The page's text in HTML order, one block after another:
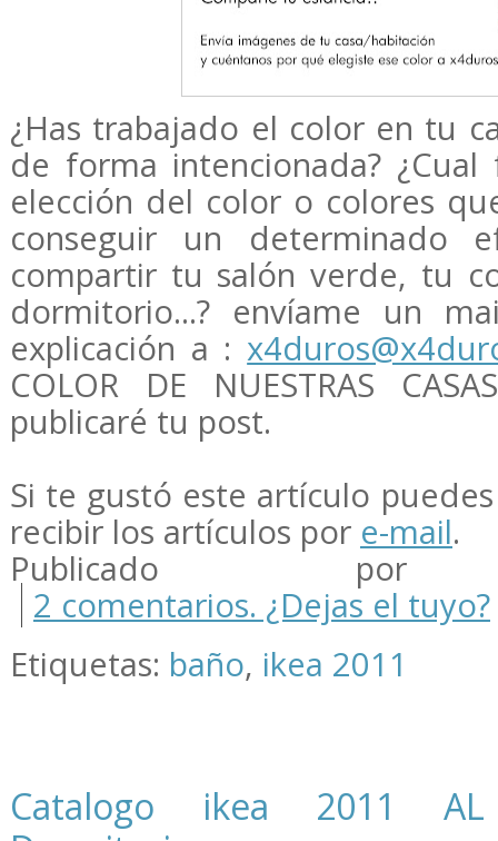
¿Has trabajado el color en tu
de forma intencionada?
elección del color o colores
conseguir un determinado
compartir tu salón verde, tu
dormitorio...? envíame un
explicación a :
COLOR DE NUESTRAS
publicaré tu post.
Si te gustó este artículo
recibir los artículos por e-mail.
Publicado por
2 comentarios. ¿Dejas el tuyo?
Etiquetas: baño, ikea 2011
Catalogo ikea 2011 AL